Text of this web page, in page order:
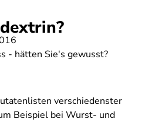
- hätten Sie's gewusst?
verschiedenster
Beispiel bei Wurst- und